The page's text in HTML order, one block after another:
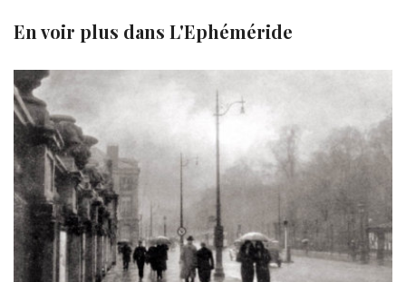
En voir plus dans L'Ephéméride